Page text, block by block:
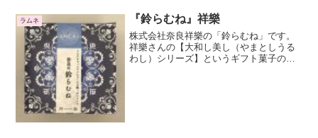
い気がしますね。ラムネ味がさっぱりと
しています。後味もさわやかで、ベタつ
きもなくていいですね。
ラムネ 『鈴らむね』祥樂
株式会社奈良祥樂の「鈴らむね」です。
祥樂さんの【大和し美し（やまとしうる
わし）シリーズ】というギフト菓子の中